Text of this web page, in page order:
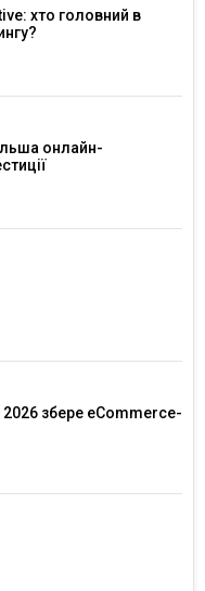
хто головний в
онлайн-
збере eCommerce-